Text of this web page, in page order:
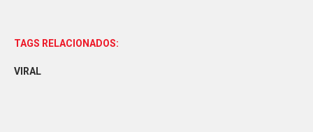
TAGS RELACIONADOS:
VIRAL